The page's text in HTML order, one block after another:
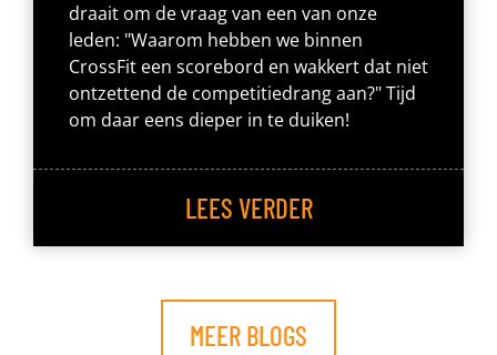
draait om de vraag van een van onze
leden: "Waarom hebben we binnen
CrossFit een scorebord en wakkert dat niet
ontzettend de competitiedrang aan?" Tijd
om daar eens dieper in te duiken!
LEES VERDER
MEER BLOGS